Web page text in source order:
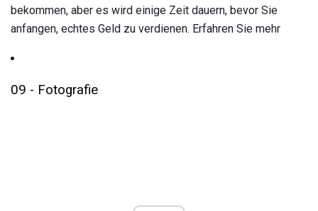
bekommen, aber es wird einige Zeit dauern, bevor Sie
anfangen, echtes Geld zu verdienen. Erfahren Sie mehr
09 - Fotografie